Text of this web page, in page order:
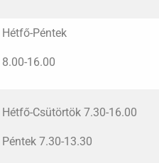
Hétfő-Péntek
8.00-16.00
Hétfő-Csütörtök 7.30-16.00
Péntek 7.30-13.30